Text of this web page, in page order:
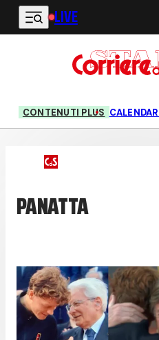
Vai al contenuto principale
LIVE
CONTENUTI PLUS
PANATTA